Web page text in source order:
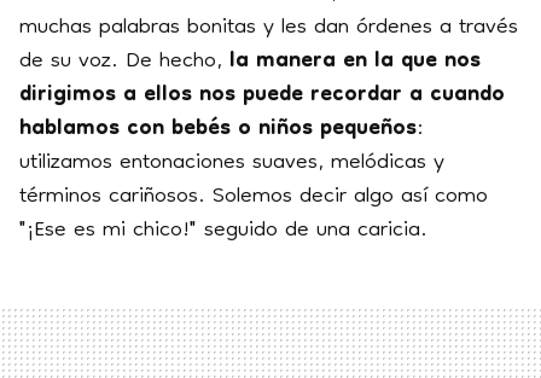
muchas palabras bonitas y les dan órdenes a través
de su voz. De hecho,la manera en la que nos
dirigimos a ellos nos puede recordar a cuando
hablamos con bebés o niños pequeños:
utilizamos entonaciones suaves, melódicas y
términos cariñosos. Solemos decir algo así como
"¡Ese es mi chico!" seguido de una caricia.